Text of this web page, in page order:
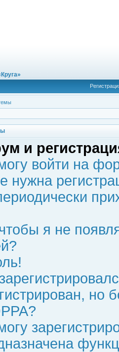
и
войти на
нужна
я не
но